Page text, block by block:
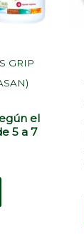
GRIP
el
5 a 7